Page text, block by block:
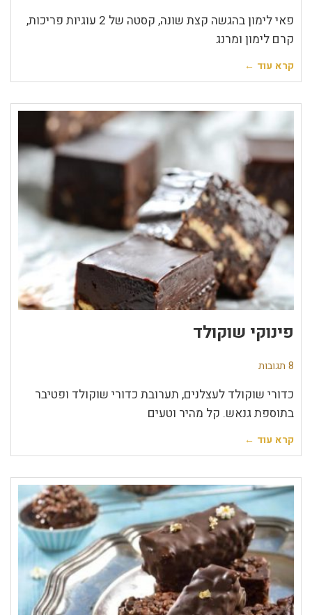
פאי לימון בהגשה קצת שונה, קסטה של 2 עוגיות פריכות,
קרם לימון ומרנג
קרא עוד ←
פינוקי שוקולד
8 תגובות
כדורי שוקולד לעצלנים, תערובת כדורי שוקולד ופטיבר
בתוספת גנאש. קל מהיר וטעים
קרא עוד ←